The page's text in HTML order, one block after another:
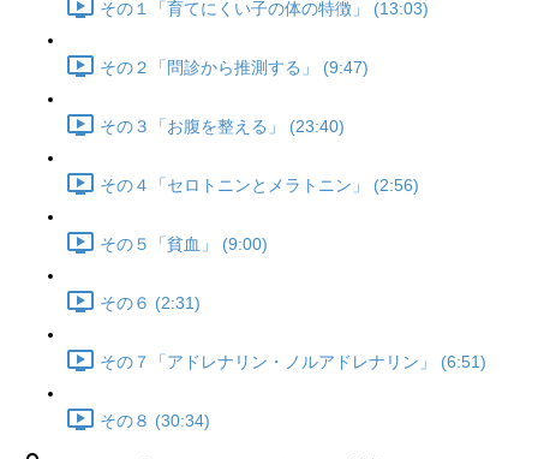
その１「育てにくい子の体の特徴」 (13:03)
その２「問診から推測する」 (9:47)
その３「お腹を整える」 (23:40)
その４「セロトニンとメラトニン」 (2:56)
その５「貧血」 (9:00)
その６ (2:31)
その７「アドレナリン・ノルアドレナリン」 (6:51)
その８ (30:34)